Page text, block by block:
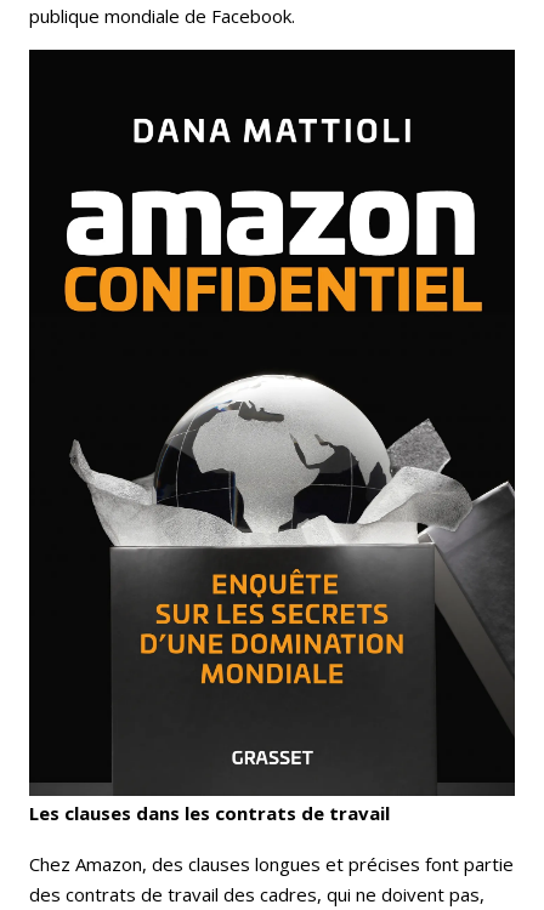
publique mondiale de Facebook.
Les clauses dans les contrats de travail
Chez Amazon, des clauses longues et précises font partie
des contrats de travail des cadres, qui ne doivent pas,